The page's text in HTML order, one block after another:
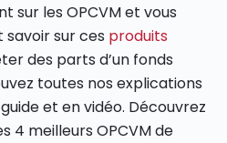
sur les OPCVM et vous
savoir sur ces produits
des parts d’un fonds
toutes nos explications
et en vidéo. Découvrez
4 meilleurs OPCVM de